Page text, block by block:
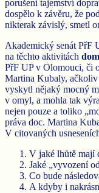
porušení tajemství
dospělo k závěru, že
nikterak závislý, smetl
Akademický senát PřF
na těchto aktivitách
PřF UP v Olomouci, či
Martina Kubaly, ačkoliv
vyskytl nějaký mocný
v omyl, a mohla tak
nejen pouze a toliko
práva doc. Martina
V citovaných
V jaké lhůtě mají
Jaké „vyvození
Co bude
A kdyby i